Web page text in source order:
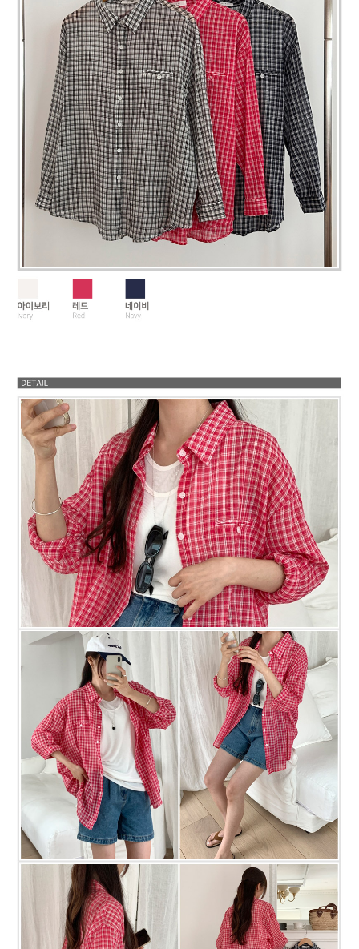
페이코 라이
프 하세요!
구매